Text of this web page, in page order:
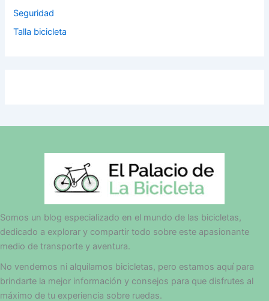
Seguridad
Talla bicicleta
Somos un blog especializado en el mundo de las bicicletas,
dedicado a explorar y compartir todo sobre este apasionante
medio de transporte y aventura.
No vendemos ni alquilamos bicicletas, pero estamos aquí para
brindarte la mejor información y consejos para que disfrutes al
máximo de tu experiencia sobre ruedas.